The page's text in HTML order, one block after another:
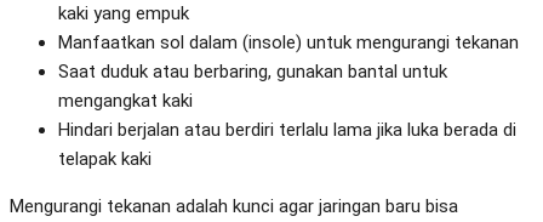
kaki yang empuk
Manfaatkan sol dalam (insole) untuk mengurangi tekanan
Saat duduk atau berbaring, gunakan bantal untuk
mengangkat kaki
Hindari berjalan atau berdiri terlalu lama jika luka berada di
telapak kaki
Mengurangi tekanan adalah kunci agar jaringan baru bisa